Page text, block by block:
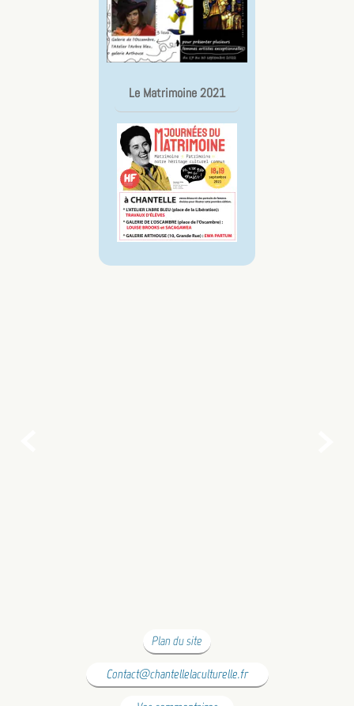
Le Matrimoine 2021
Plan du site
Contact@chantellelaculturelle.fr